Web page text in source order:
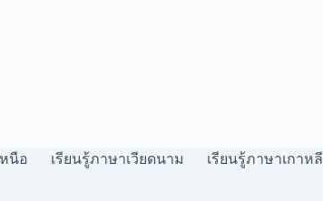
นือ เรียนรู้ภาษาเวียดนาม เรียนรู้ภาษาเกาหลี